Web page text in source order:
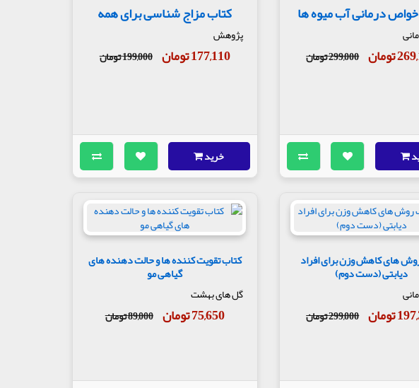
درمانی آب میوه ها
تومان 299,000 تومان
کتاب مزاج شناسی برای همه
پژوهش
177,110 تومان 199,000 تومان
خرید
های کاهش وزن برای افراد
دیابتی (دست دوم)
تومان 299,000 تومان
کتاب تقویت کننده ها و حالت دهنده های
گیاهی مو
گل های بهشت
75,650 تومان 89,000 تومان